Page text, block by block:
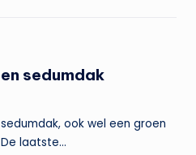
sedumdak
ook wel een groen
laatste…